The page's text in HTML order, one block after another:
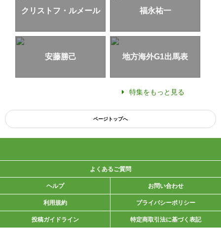
クリストフ・ルメール 福永祐一
安藤勝己 地方海外G1出馬表
特集をもっと見る
ページトップへ
よくあるご質問
ヘルプ お問い合わせ
利用規約 プライバシーポリシー
投稿ガイドライン 特定商取引法に基づく表記